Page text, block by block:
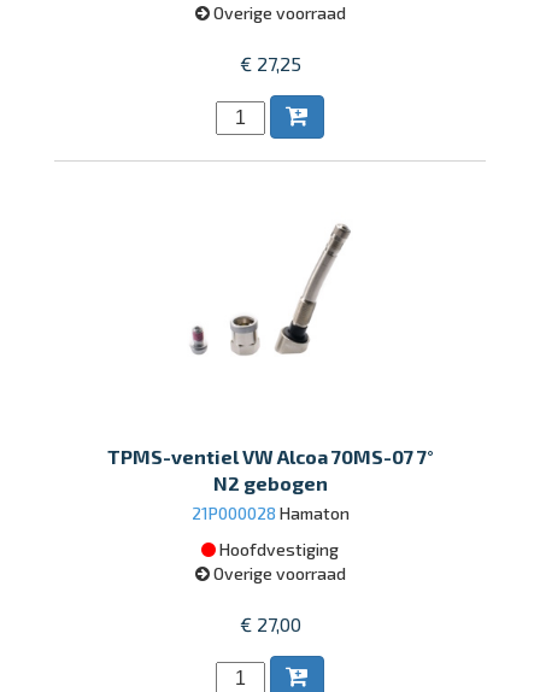
Overige voorraad
€ 27,25
TPMS-ventiel VW Alcoa 70MS-07 7°
N2 gebogen
21P000028 Hamaton
Hoofdvestiging
Overige voorraad
€ 27,00